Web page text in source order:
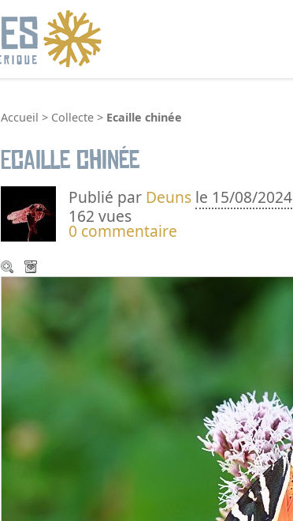
Accueil > Collecte > Ecaille chinée
Ecaille chinée
Publié par Deuns le 15/08/2024
162 vues
0 commentaire